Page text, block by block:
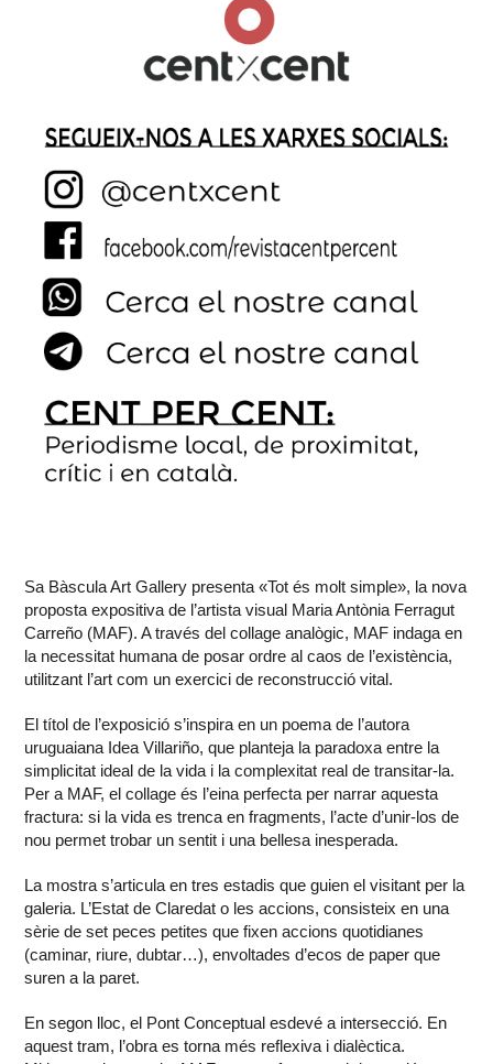
Sa Bàscula Art Gallery presenta «Tot és molt simple», la nova
proposta expositiva de l’artista visual Maria Antònia Ferragut
Carreño (MAF). A través del collage analògic, MAF indaga en
la necessitat humana de posar ordre al caos de l’existència,
utilitzant l’art com un exercici de reconstrucció vital.
El títol de l’exposició s’inspira en un poema de l’autora
uruguaiana Idea Villariño, que planteja la paradoxa entre la
simplicitat ideal de la vida i la complexitat real de transitar-la.
Per a MAF, el collage és l’eina perfecta per narrar aquesta
fractura: si la vida es trenca en fragments, l’acte d’unir-los de
nou permet trobar un sentit i una bellesa inesperada.
La mostra s’articula en tres estadis que guien el visitant per la
galeria. L’Estat de Claredat o les accions, consisteix en una
sèrie de set peces petites que fixen accions quotidianes
(caminar, riure, dubtar…), envoltades d’ecos de paper que
suren a la paret.
En segon lloc, el Pont Conceptual esdevé a intersecció. En
aquest tram, l’obra es torna més reflexiva i dialèctica.